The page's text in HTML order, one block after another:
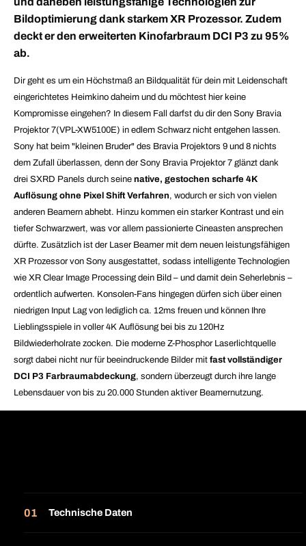
Bildoptimierung dank starkem XR Prozessor. Zudem
deckt er den erweiterten Kinofarbraum DCI P3 zu 95%
ab.
Dir geht es um ein Höchstmaß an Bildqualität für dein mit Leidenschaft
eingerichtetes Heimkino daheim und du möchtest hier keine
Kompromisse eingehen? In diesem Fall darfst du dir den Sony Bravia
Projektor 7(VPL-XW5100E) in edlem Schwarz nicht entgehen lassen.
Sony hat beim "kleinen Bruder" des Bravia Projektors 9 und 8 nichts
dem Zufall überlassen, denn der Sony Bravia Projektor 7 glänzt dank
drei SXRD Panels durch seine native, gestochen scharfe 4K
Auflösung ohne Pixel Shift Verfahren, wodurch er sich von vielen
anderen Beamern abhebt. Hinzu kommen ein starker Kontrast und ein
tiefer Schwarzwert, was vor allem passionierte Cineasten ansprechen
dürfte. Zusätzlich ist der Laser Beamer mit dem neuen leistungsfähigen
XR Prozessor von Sony ausgestattet, sodass intelligente Technologien
wie XR Clear Image Processing dein Bild – und damit dein Seherlebnis –
ordentlich aufwerten. Konsolen-Fans hingegen dürfen sich über einen
niedrigen Input Lag von lediglich ca. 12ms freuen und können Ihre
Lieblingsspiele in voller 4K Auflösung bei bis zu 120Hz
Bildwiederholrate zocken. Die moderne Z-Phosphor Laserlichtquelle
sorgt dabei nicht nur für beeindruckende Bilder mit fast vollständiger
DCI P3 Farbraumabdeckung, sondern überzeugt durch ihre lange
Lebensdauer von bis zu 20.000 Stunden aktiver Beamernutzung.
Technische Daten